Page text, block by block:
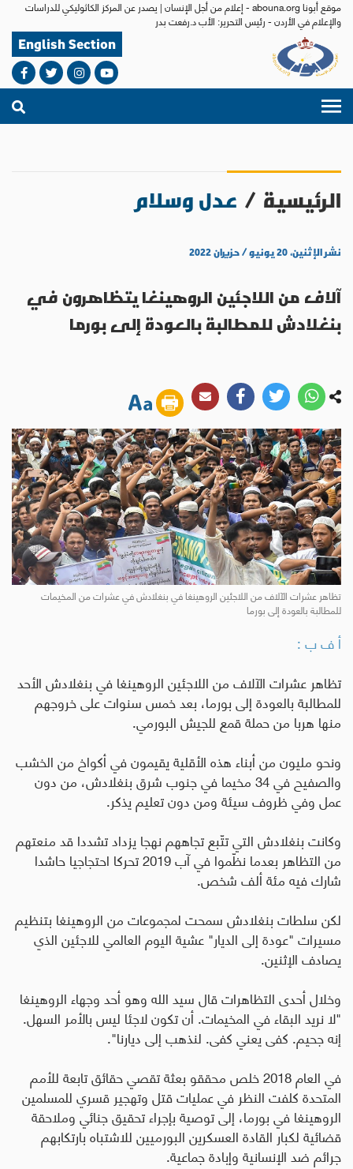
موقع أبونا abouna.org - إعلام من أجل الإنسان | يصدر عن المركز الكاثوليكي للدراسات
والإعلام في الأردن - رئيس التحرير: الأب د.رفعت بدر
English Section
الرئيسية / عدل وسلام
نشر الإثنين، ٢٠ يونيو / حزيران ٢٠٢٢
آلاف من اللاجئين الروهينغا يتظاهرون في
بنغلادش للمطالبة بالعودة إلى بورما
تظاهر عشرات الآلاف من اللاجئين الروهينغا في بنغلادش في عشرات من المخيمات
للمطالبة بالعودة إلى بورما
أ ف ب :
تظاهر عشرات الآلاف من اللاجئين الروهينغا في بنغلادش الأحد
للمطالبة بالعودة إلى بورما، بعد خمس سنوات على خروجهم
منها هربا من حملة قمع للجيش البورمي.
ونحو مليون من أبناء هذه الأقلية يقيمون في أكواخ من الخشب
والصفيح في 34 مخيما في جنوب شرق بنغلادش، من دون
عمل وفي ظروف سيئة ومن دون تعليم يذكر.
وكانت بنغلادش التي تتّبع تجاههم نهجا يزداد تشددا قد منعتهم
من التظاهر بعدما نظّموا في آب 2019 تحركا احتجاجيا حاشدا
شارك فيه مئة ألف شخص.
لكن سلطات بنغلادش سمحت لمجموعات من الروهينغا بتنظيم
مسيرات "عودة إلى الديار" عشية اليوم العالمي للاجئين الذي
يصادف الإثنين.
وخلال أحدى التظاهرات قال سيد الله وهو أحد وجهاء الروهينغا
"لا نريد البقاء في المخيمات. أن تكون لاجئا ليس بالأمر السهل.
إنه جحيم. كفى يعني كفى. لنذهب إلى ديارنا".
في العام 2018 خلص محققو بعثة تقصي حقائق تابعة للأمم
المتحدة كلفت النظر في عمليات قتل وتهجير قسري للمسلمين
الروهينغا في بورما، إلى توصية بإجراء تحقيق جنائي وملاحقة
قضائية لكبار القادة العسكرين البورميين للاشتباه بارتكابهم
جرائم ضد الإنسانية وإبادة جماعية.